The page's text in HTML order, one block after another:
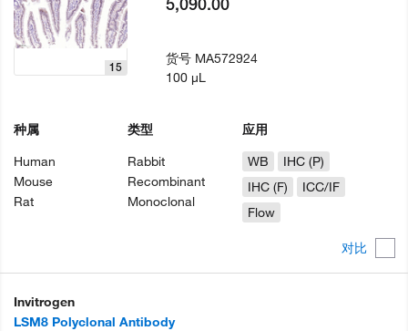
对比
15
种属
Human
Mouse
Rat
类型
Rabbit
Recombinant
Monoclonal
应用
WB
IHC (P)
IHC (F)
ICC/IF
Flow
货号 MA572924
100 µL
Invitrogen
LSM8 Polyclonal Antibody